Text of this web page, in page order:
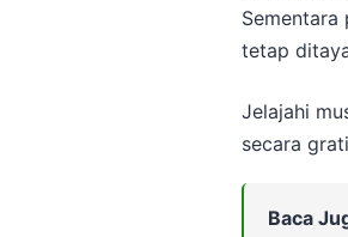
Sementara
tetap
Jelajahi
secara
Baca